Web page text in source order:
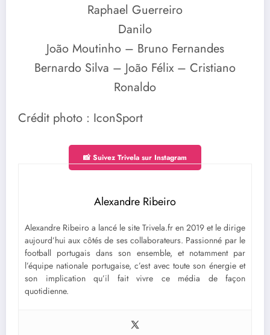
Raphael Guerreiro
Danilo
João Moutinho – Bruno Fernandes
Bernardo Silva – João Félix – Cristiano
Ronaldo
Crédit photo : IconSport
📸 Suivez Trivela sur Instagram
Alexandre Ribeiro
Alexandre Ribeiro a lancé le site Trivela.fr en 2019 et le dirige
aujourd’hui aux côtés de ses collaborateurs. Passionné par le
football portugais dans son ensemble, et notamment par
l’équipe nationale portugaise, c’est avec toute son énergie et
son implication qu’il fait vivre ce média de façon
quotidienne.